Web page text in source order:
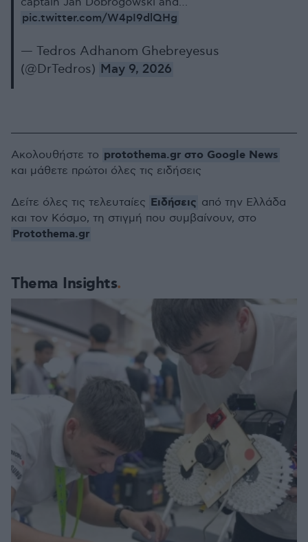
pic.twitter.com/W4pI9dlQHg
— Tedros Adhanom Ghebreyesus
(@DrTedros) May 9, 2026
Thema Insights
Ακολουθήστε το protothema.gr στο Google News
και μάθετε πρώτοι όλες τις ειδήσεις
Δείτε όλες τις τελευταίες Ειδήσεις από την Ελλάδα
και τον Κόσμο, τη στιγμή που συμβαίνουν, στο
Protothema.gr